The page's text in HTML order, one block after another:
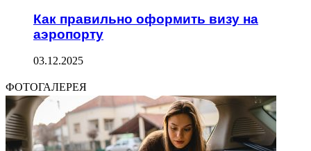
Как правильно оформить визу на
аэропорту
03.12.2025
ФОТОГАЛЕРЕЯ